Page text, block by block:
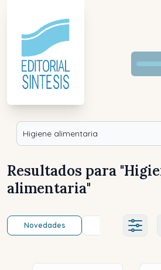
Resultados para "
alimentaria"
Novedades Título (a-z)